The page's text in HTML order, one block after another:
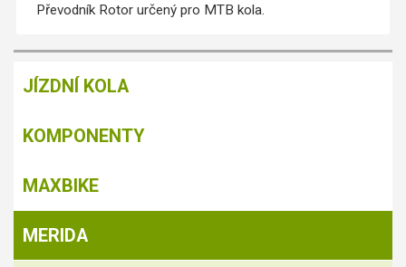
Převodník Rotor určený pro MTB kola.
JÍZDNÍ KOLA
KOMPONENTY
MAXBIKE
MERIDA